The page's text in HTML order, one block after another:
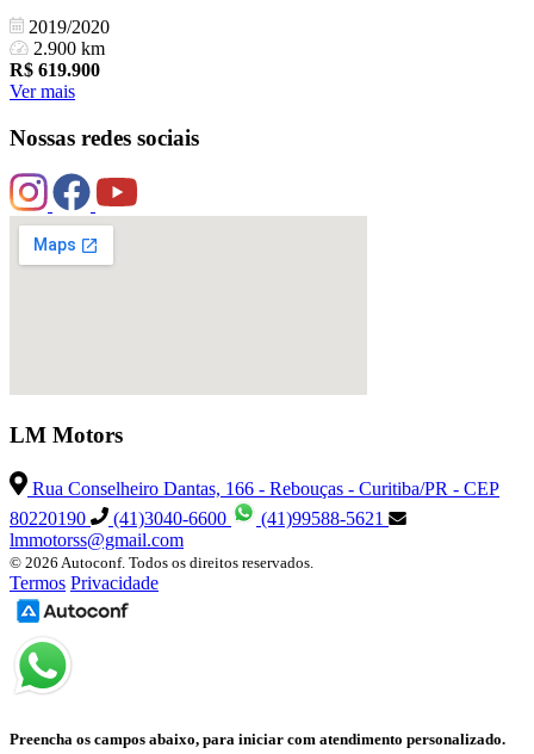
2019/2020
2.900 km
R$ 619.900
Ver mais
Nossas redes sociais
LM Motors
Rua Conselheiro Dantas, 166 - Rebouças - Curitiba/PR - CEP
80220190
(41)3040-6600
(41)99588-5621
lmmotorss@gmail.com
© 2026 Autoconf. Todos os direitos reservados.
Termos Privacidade
Preencha os campos abaixo, para iniciar com atendimento personalizado.